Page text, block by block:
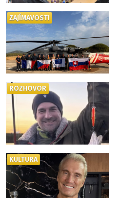
ZAJÍMAVOSTI
ROZHOVOR
KULTURA